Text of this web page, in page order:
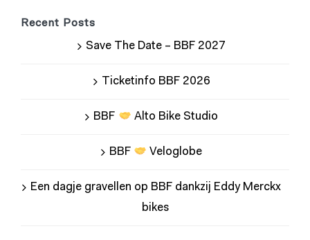
Recent Posts
Save The Date – BBF 2027
Ticketinfo BBF 2026
BBF Alto Bike Studio
BBF Veloglobe
Een dagje gravellen op BBF dankzij Eddy Merckx
bikes